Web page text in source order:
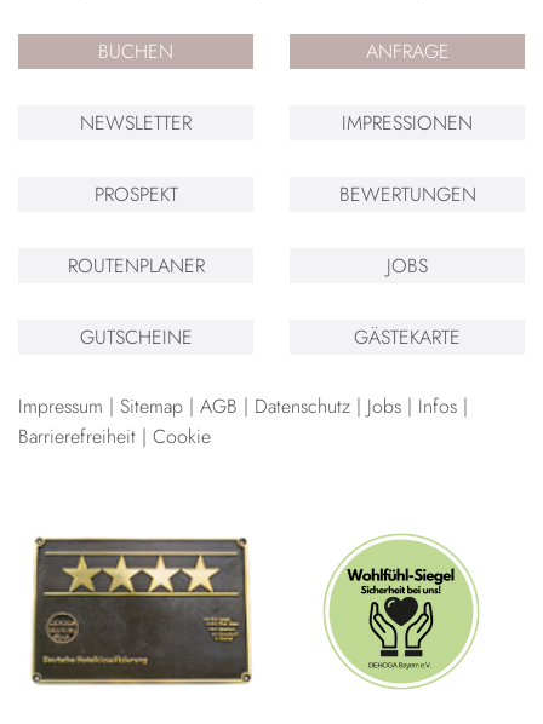
BUCHEN ANFRAGE
NEWSLETTER IMPRESSIONEN
PROSPEKT BEWERTUNGEN
ROUTENPLANER JOBS
GUTSCHEINE GÄSTEKARTE
Impressum Sitemap AGB Datenschutz Jobs
Infos
Barrierefreiheit
Cookie